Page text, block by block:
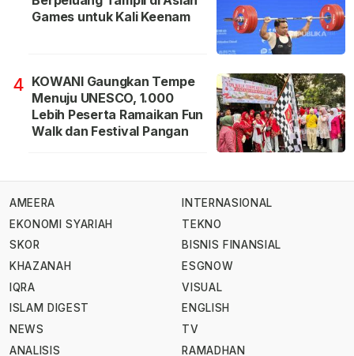
Games untuk Kali Keenam
4 KOWANI Gaungkan Tempe
Menuju UNESCO, 1.000
Lebih Peserta Ramaikan Fun
Walk dan Festival Pangan
AMEERA
EKONOMI SYARIAH
SKOR
KHAZANAH
IQRA
ISLAM DIGEST
NEWS
ANALISIS
INTERNASIONAL
TEKNO
BISNIS FINANSIAL
ESGNOW
VISUAL
ENGLISH
TV
RAMADHAN